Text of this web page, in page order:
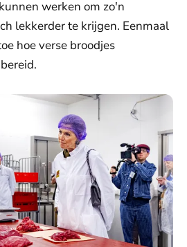
werken om zo'n
lekkerder te krijgen. Eenmaal
hoe verse broodjes